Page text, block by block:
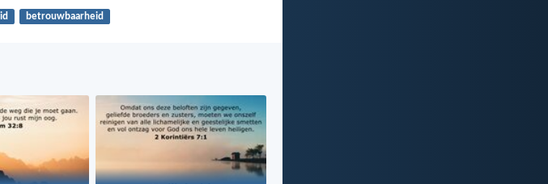
betrouwbaarheid